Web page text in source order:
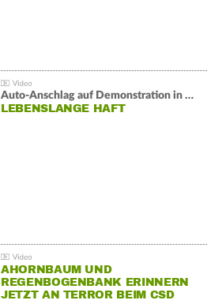
Auto-Anschlag auf Demonstration in München:
LEBENSLANGE HAFT
AHORNBAUM UND
REGENBOGENBANK ERINNERN
JETZT AN TERROR BEIM CSD